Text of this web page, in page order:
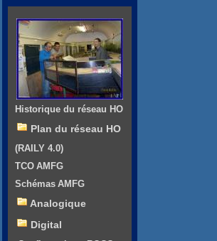
Historique du réseau HO
Plan du réseau HO
(RAILY 4.0)
TCO AMFG
Schémas AMFG
Analogique
Digital